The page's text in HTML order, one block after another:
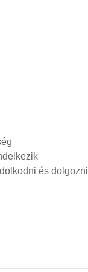
és dolgozni